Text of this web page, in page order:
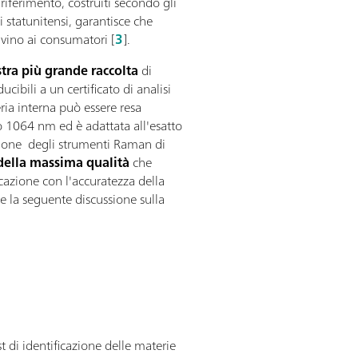
garantisce che
ai consumatori [3].
più grande raccolta di
a un certificato di analisi
interna può essere resa
nm ed è adattata all'esatto
degli strumenti Raman di
massima qualità che
con l'accuratezza della
la seguente discussione sulla
di identificazione delle materie